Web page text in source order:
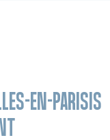
EN-PARISIS